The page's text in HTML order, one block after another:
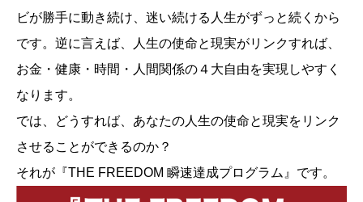
ビが勝手に動き続け、迷い続ける人生がずっと続くから
です。逆に言えば、人生の使命と現実がリンクすれば、
お金・健康・時間・人間関係の４大自由を実現しやすく
なります。
では、どうすれば、あなたの人生の使命と現実をリンク
させることができるのか？
それが『THE FREEDOM 瞬速達成プログラム』です。